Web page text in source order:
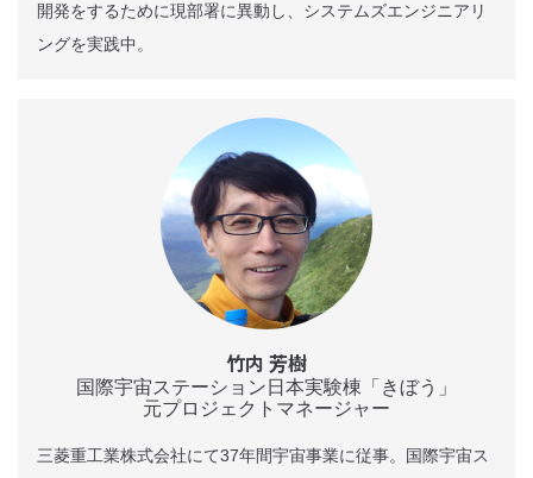
開発をするために現部署に異動し、システムズエンジニアリ
ングを実践中。
竹内 芳樹
国際宇宙ステーション日本実験棟「きぼう」
元プロジェクトマネージャー
三菱重工業株式会社にて37年間宇宙事業に従事。国際宇宙ス